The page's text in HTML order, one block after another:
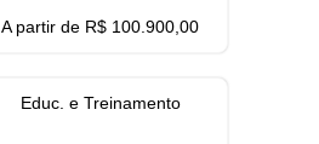
A partir de R$ 100.900,00
Educ. e Treinamento